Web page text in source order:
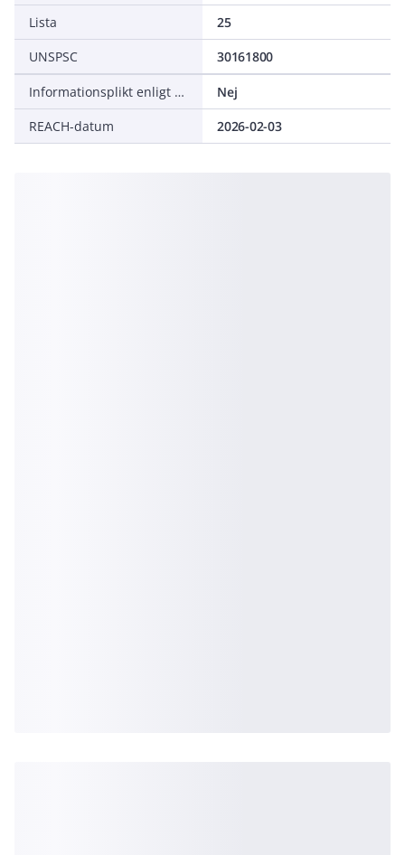
Lista
25
UNSPSC
30161800
Informationsplikt enligt REACH
Nej
REACH-datum
2026-02-03